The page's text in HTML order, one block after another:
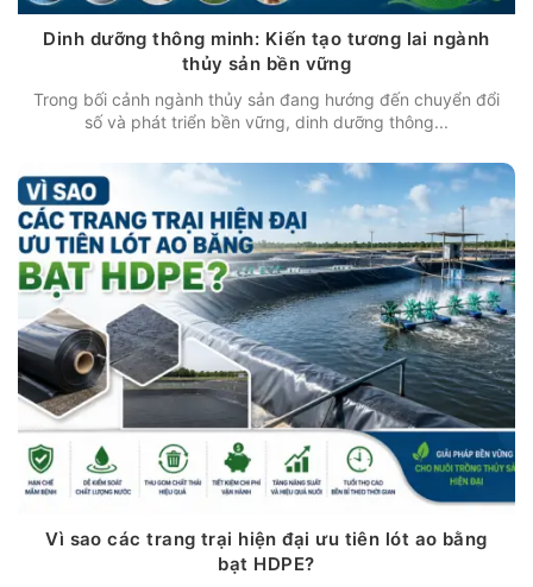
Dinh dưỡng thông minh: Kiến tạo tương lai ngành
thủy sản bền vững
Trong bối cảnh ngành thủy sản đang hướng đến chuyển đổi
số và phát triển bền vững, dinh dưỡng thông...
Vì sao các trang trại hiện đại ưu tiên lót ao bằng
bạt HDPE?